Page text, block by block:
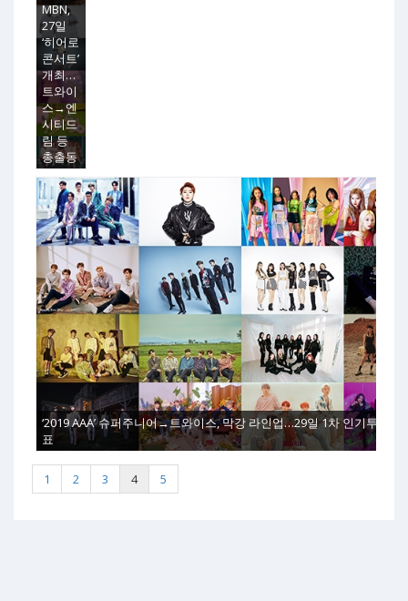
MBN,
27일
‘히어로
콘서트’
개최…
트와이
스→엔
시티드
림 등
총출동
‘2019 AAA’ 슈퍼주니어→트와이스, 막강 라인업…29일 1차 인기투표 결
표
1 2 3 4 5